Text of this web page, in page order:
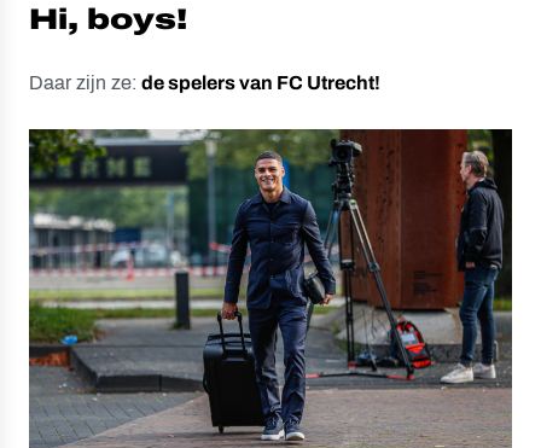
Hi, boys!
Daar zijn ze: de spelers van FC Utrecht!